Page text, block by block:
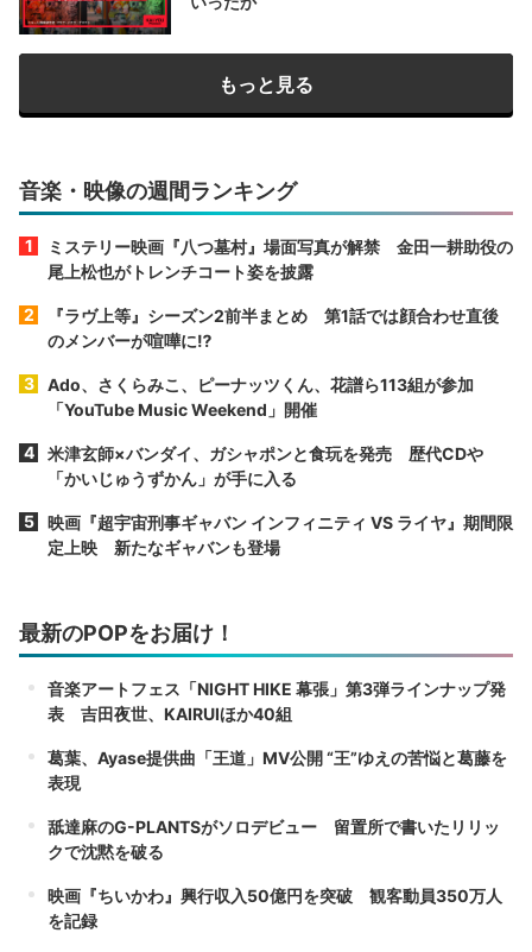
もっと見る
音楽・映像の週間ランキング
ミステリー映画『八つ墓村』場面写真が解禁 金田一耕助役の
尾上松也がトレンチコート姿を披露
『ラヴ上等』シーズン2前半まとめ 第1話では顔合わせ直後
のメンバーが喧嘩に⁉︎
Ado、さくらみこ、ピーナッツくん、花譜ら113組が参加
「YouTube Music Weekend」開催
米津玄師×バンダイ、ガシャポンと食玩を発売 歴代CDや
「かいじゅうずかん」が手に入る
映画『超宇宙刑事ギャバン インフィニティ VS ライヤ』期間限
定上映 新たなギャバンも登場
最新のPOPをお届け！
音楽アートフェス「NIGHT HIKE 幕張」第3弾ラインナップ発
表 吉田夜世、KAIRUIほか40組
葛葉、Ayase提供曲「王道」MV公開 “王”ゆえの苦悩と葛藤を
表現
舐達麻のG-PLANTSがソロデビュー 留置所で書いたリリッ
クで沈黙を破る
映画『ちいかわ』興行収入50億円を突破 観客動員350万人
を記録